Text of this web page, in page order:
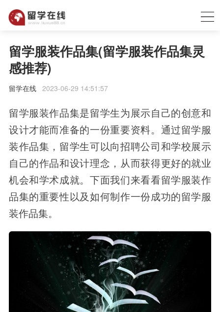
留学服装作品集(留学服装作品集灵
感推荐)
留学在线2023-06-29 14:51:57
留学服装作品集是留学生为展示自己的创意和
设计才能而准备的一份重要资料。通过留学服
装作品集，留学生可以向招聘公司和学校展示
自己的作品和设计理念，从而获得更好的就业
机会和学术成就。下面我们来看看留学服装作
品集的重要性以及如何制作一份成功的留学服
装作品集。